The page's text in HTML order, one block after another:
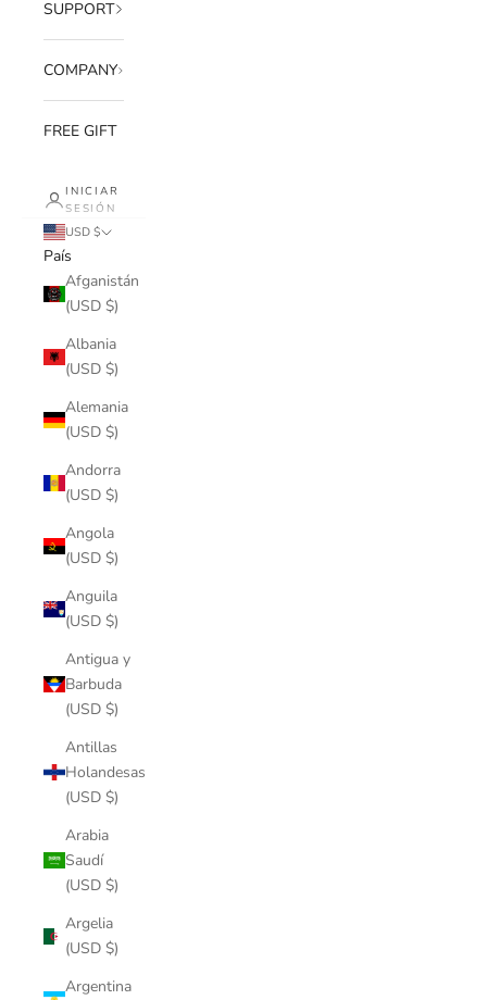
SUPPORT
COMPANY
FREE GIFT
INICIAR
SESIÓN
USD $
País
Afganistán
(USD $)
Albania
(USD $)
Alemania
(USD $)
Andorra
(USD $)
Angola
(USD $)
Anguila
(USD $)
Antigua y
Barbuda
(USD $)
Antillas
Holandesas
(USD $)
Arabia
Saudí
(USD $)
Argelia
(USD $)
Argentina